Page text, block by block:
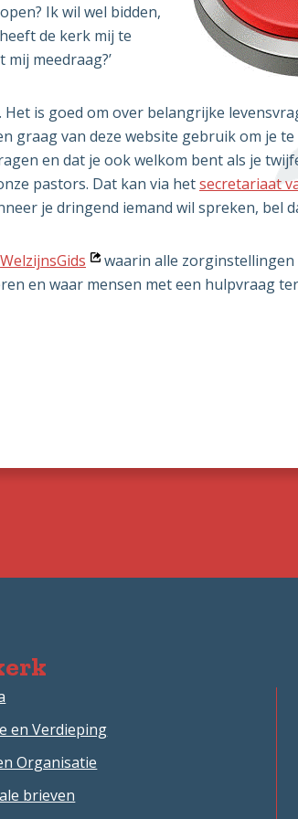
Ik wil wel bidden,
de kerk mij te
meedraag?’
is goed om over belangrijke
graag van deze website gebruik om je
en dat je ook welkom bent als je
pastors. Dat kan via hetsecretariaat
je dringend iemand wil spreken, bel
WelzijnsGids
Opent
in
waarin alle zorginstellingen
en waar mensen met een hulpvraag
en Verdieping
Organisatie
brieven